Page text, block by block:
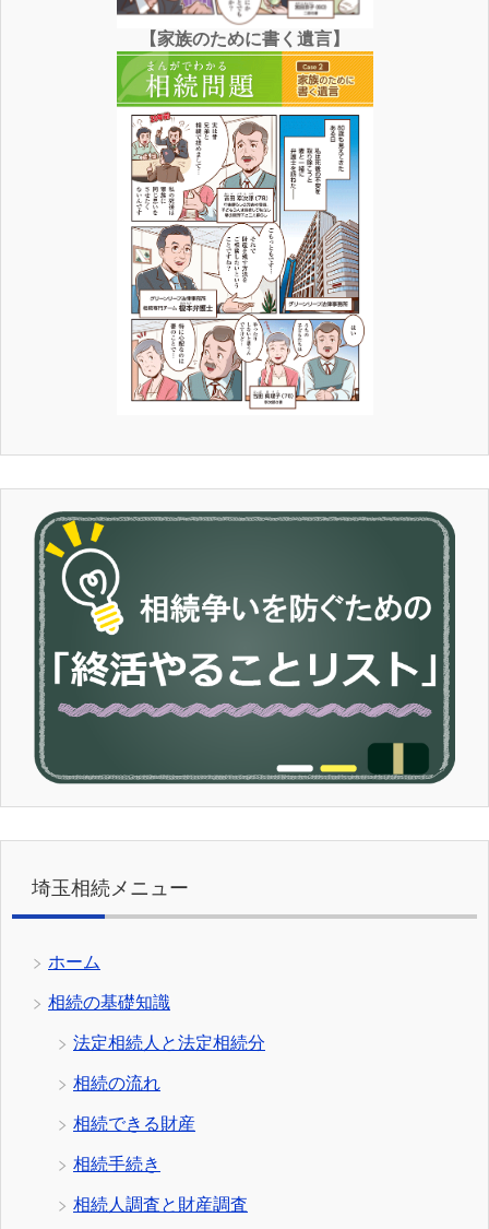
【家族のために書く遺言】
埼玉相続メニュー
ホーム
相続の基礎知識
法定相続人と法定相続分
相続の流れ
相続できる財産
相続手続き
相続人調査と財産調査